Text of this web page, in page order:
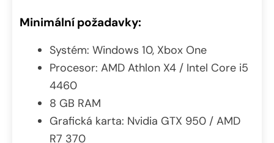
Minimální požadavky:
Systém: Windows 10, Xbox One
Procesor: AMD Athlon X4 / Intel Core i5
4460
8 GB RAM
Grafická karta: Nvidia GTX 950 / AMD
R7 370